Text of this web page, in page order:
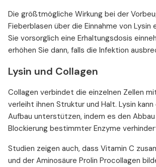
Die größtmögliche Wirkung bei der
Fieberblasen über die Einnahme von Lysin
Sie vorsorglich eine Erhaltungsdosis
erhöhen Sie dann, falls die Infektion
Lysin und Collagen
Collagen verbindet die einzelnen Zellen
verleiht ihnen Struktur und Halt. Lysin
Aufbau unterstützen, indem es den
Blockierung bestimmter Enzyme
Studien zeigen auch, dass Vitamin C
und der Aminosäure Prolin Procollagen